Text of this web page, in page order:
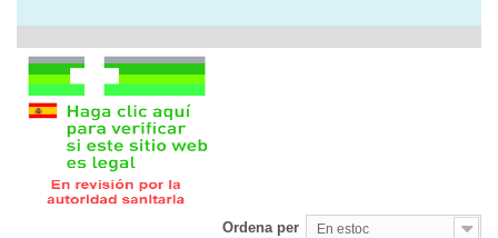
Ordena per En estoc